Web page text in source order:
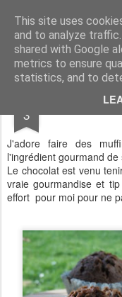
This site uses
and to analyze
shared with Google
metrics to ensure
statistics, and to
Aux papilles by
3
J'adore faire des
l'ingrédient gourmand de
Le chocolat est venu
vraie gourmandise et
effort pour moi pour ne